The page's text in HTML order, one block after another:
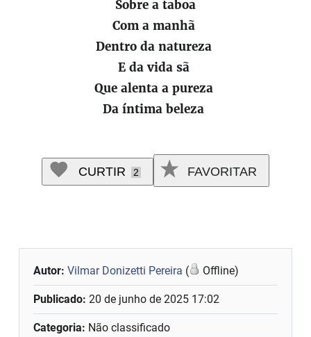
Sobre a taboa
Com a manhã
Dentro da natureza
E da vida sã
Que alenta a pureza
Da íntima beleza
CURTIR 2 FAVORITAR
Autor:Vilmar Donizetti Pereira ( Offline)
Publicado:20 de junho de 2025 17:02
Categoria: Não classificado